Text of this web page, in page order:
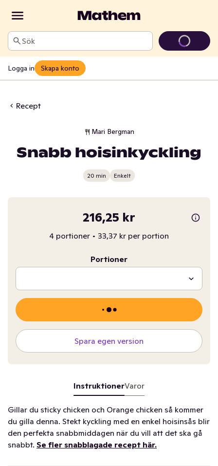
Sök
Logga in Skapa konto
Recept
Mari Bergman
Snabb hoisinkyckling
20 min Enkelt
216,25 kr
4 portioner • 33,37 kr per portion
Portioner
Spara egen version
InstruktionerVaror
Gillar du sticky chicken och Orange chicken så kommer
du gilla denna. Stekt kyckling med en enkel hoisinsås blir
den perfekta snabbmiddagen när du vill att det ska gå
snabbt. Se fler snabblagade recept här.